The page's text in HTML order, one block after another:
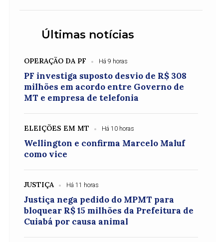
Últimas notícias
OPERAÇÃO DA PF Há 9 horas
PF investiga suposto desvio de R$ 308
milhões em acordo entre Governo de
MT e empresa de telefonia
ELEIÇÕES EM MT Há 10 horas
Wellington e confirma Marcelo Maluf
como vice
JUSTIÇA Há 11 horas
Justiça nega pedido do MPMT para
bloquear R$ 15 milhões da Prefeitura de
Cuiabá por causa animal